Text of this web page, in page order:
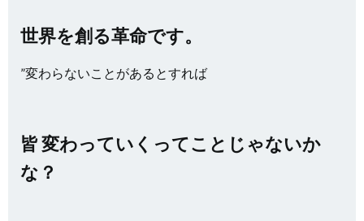
世界を創る革命です。
”変わらないことがあるとすれば
皆 変わっていくってことじゃないか
な？